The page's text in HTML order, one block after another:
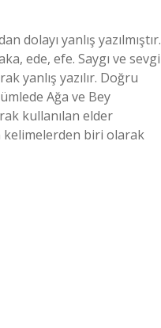
dolayı yanlış yazılmıştır.
ede, efe. Saygı ve sevgi
yanlış yazılır. Doğru
Ağa ve Bey
kullanılan elder
kelimelerden biri olarak